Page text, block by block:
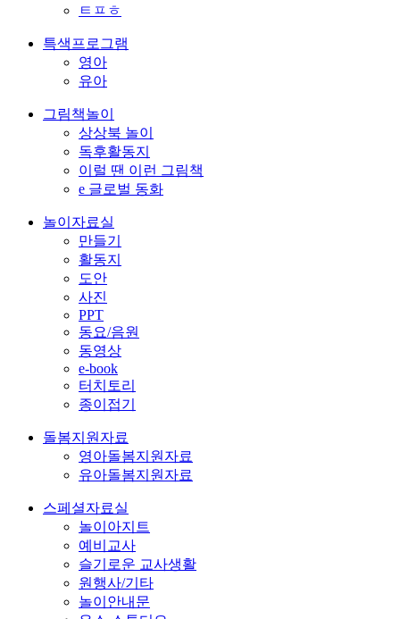
ㅌㅍㅎ
특색프로그램
영아
유아
그림책놀이
상상북 놀이
독후활동지
이럴 땐 이런 그림책
e 글로벌 동화
놀이자료실
만들기
활동지
도안
사진
PPT
동요/음원
동영상
e-book
터치토리
종이접기
돌봄지원자료
영아돌봄지원자료
유아돌봄지원자료
스페셜자료실
놀이아지트
예비교사
슬기로운 교사생활
원행사/기타
놀이안내문